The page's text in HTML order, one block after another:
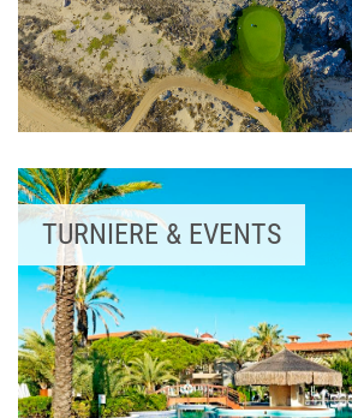
TURNIERE & EVENTS